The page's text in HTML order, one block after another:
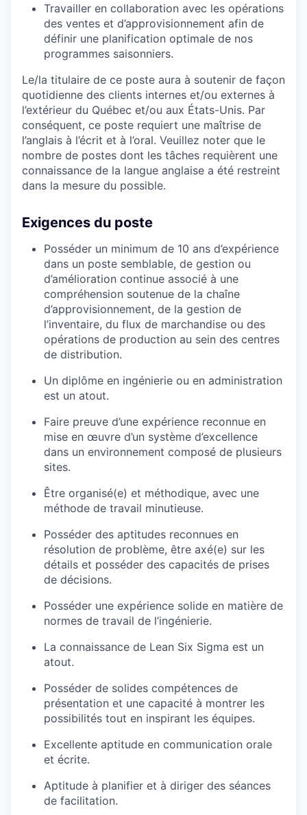
Travailler en collaboration avec les opérations
des ventes et d’approvisionnement afin de
définir une planification optimale de nos
programmes saisonniers.
Le/la titulaire de ce poste aura à soutenir de façon
quotidienne des clients internes et/ou externes à
l’extérieur du Québec et/ou aux États-Unis. Par
conséquent, ce poste requiert une maîtrise de
l’anglais à l’écrit et à l’oral. Veuillez noter que le
nombre de postes dont les tâches requièrent une
connaissance de la langue anglaise a été restreint
dans la mesure du possible.
Exigences du poste
Posséder un minimum de 10 ans d’expérience
dans un poste semblable, de gestion ou
d’amélioration continue associé à une
compréhension soutenue de la chaîne
d’approvisionnement, de la gestion de
l’inventaire, du flux de marchandise ou des
opérations de production au sein des centres
de distribution.
Un diplôme en ingénierie ou en administration
est un atout.
Faire preuve d’une expérience reconnue en
mise en œuvre d’un système d’excellence
dans un environnement composé de plusieurs
sites.
Être organisé(e) et méthodique, avec une
méthode de travail minutieuse.
Posséder des aptitudes reconnues en
résolution de problème, être axé(e) sur les
détails et posséder des capacités de prises
de décisions.
Posséder une expérience solide en matière de
normes de travail de l’ingénierie.
La connaissance de Lean Six Sigma est un
atout.
Posséder de solides compétences de
présentation et une capacité à montrer les
possibilités tout en inspirant les équipes.
Excellente aptitude en communication orale
et écrite.
Aptitude à planifier et à diriger des séances
de facilitation.